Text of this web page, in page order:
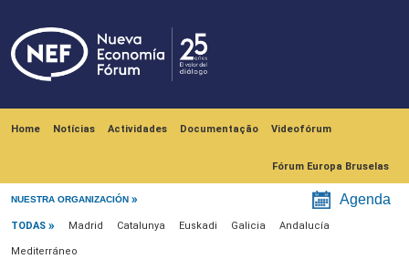
Home Notícias Actividades Documentação Videofórum
Fórum Europa Bruselas
NUESTRA ORGANIZACIÓN Agenda
Menú noticias
TODAS Madrid Catalunya Euskadi Galicia Andalucía
Mediterráneo